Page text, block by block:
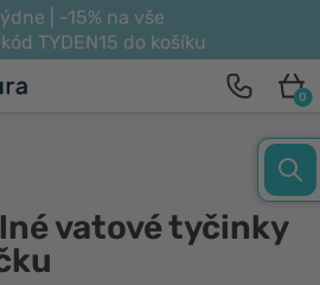
| -15% na vše
TYDEN15 do košíku
0
vatové tyčinky